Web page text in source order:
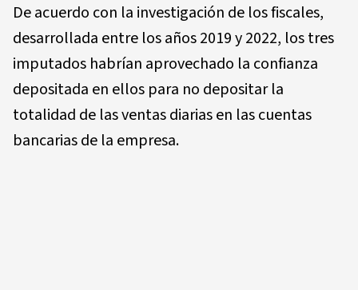
De acuerdo con la investigación de los fiscales,
desarrollada entre los años 2019 y 2022, los tres
imputados habrían aprovechado la confianza
depositada en ellos para no depositar la
totalidad de las ventas diarias en las cuentas
bancarias de la empresa.